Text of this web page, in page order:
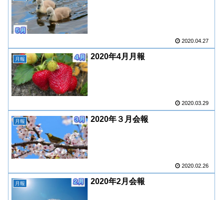
2020.04.27
月報 2020年4月月報
2020.03.29
月報 2020年３月会報
2020.02.26
月報 2020年2月会報